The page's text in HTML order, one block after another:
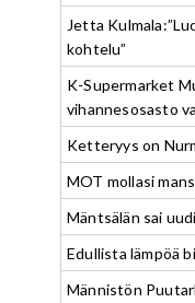
Jetta
kohtelu”
K-Supermarket
vihannesosasto
Ketteryys on
MOT mollasi
Mäntsälän sai
Edullista lämpöä
Männistön